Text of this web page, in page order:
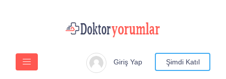
Giriş Yap Şimdi Katıl